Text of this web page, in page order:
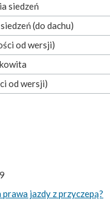
siedzeń
(do dachu)
od wersji)
od wersji)
jazdy z przyczepą?